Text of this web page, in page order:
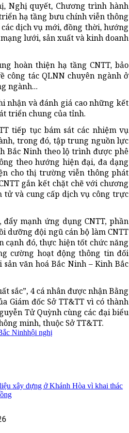
Nghị quyết, Chương trình hành
hạ tầng bưu chính viễn thông
dịch vụ mới, đồng thời, hướng
lưới, sản xuất và kinh doanh
hoàn thiện hạ tầng CNTT, bảo
công tác QLNN chuyên ngành ở
ngành...
nhận và đánh giá cao những kết
triển chung của tỉnh.
tiếp tục bám sát các nhiệm vụ
trong đó, tập trung nguồn lực
Bắc Ninh theo lộ trình được phê
theo hướng hiện đại, đa dạng
cho thị trường viễn thông phát
gắn kết chặt chẽ với chương
và cung cấp dịch vụ công trực
mạnh ứng dụng CNTT, phần
dưỡng đội ngũ cán bộ làm CNTT
cạnh đó, thực hiện tốt chức năng
cường hoạt động thông tin đối
văn hoá Bắc Ninh – Kinh Bắc
sắc”, 4 cá nhân được nhận Bằng
Giám đốc Sở TT&TT vì có thành
Tử Quỳnh cùng các đại biểu
minh, thuộc Sở TT&TT.
Ninhhội nghị
xây dựng ở Khánh Hòa vì khai thác